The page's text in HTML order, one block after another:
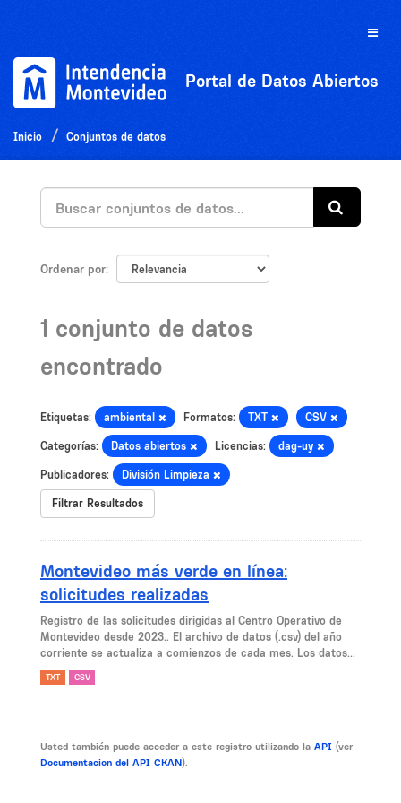
Toggle
Portal de Datos Abiertos
Inicio Conjuntos de datos
Ordenar por
1 conjunto de datos
encontrado
Etiquetas: ambiental Formatos: TXT CSV
Categorías: Datos abiertos Licencias: dag-uy
Publicadores: División Limpieza
Filtrar Resultados
Montevideo más verde en línea:
solicitudes realizadas
Registro de las solicitudes dirigidas al Centro Operativo de
Montevideo desde 2023.. El archivo de datos (.csv) del año
corriente se actualiza a comienzos de cada mes. Los datos...
TXT CSV
Usted también puede acceder a este registro utilizando la API (ver
Documentacion del API CKAN).